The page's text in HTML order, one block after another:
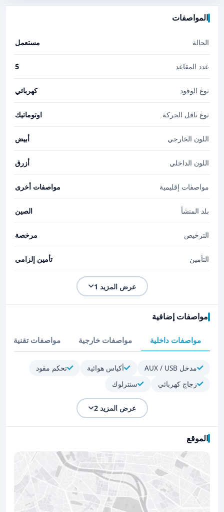
المواصفات
الحالة مستعمل
عدد المقاعد 5
نوع الوقود كهربائي
نوع ناقل الحركة اوتوماتيك
اللون الخارجي أبيض
اللون الداخلي أزرق
مواصفات إقليمية مواصفات أخرى
بلد المنشأ الصين
الترخيص مرخصة
التأمين تأمين إلزامي
عرض المزيد 1
مواصفات إضافية
مواصفات داخلية مواصفات خارجية مواصفات تقنية
مدخل AUX / USB أكياس هوائية
تحكم مقود
زجاج كهربائي
سنترلوك
عرض المزيد 2
الموقع